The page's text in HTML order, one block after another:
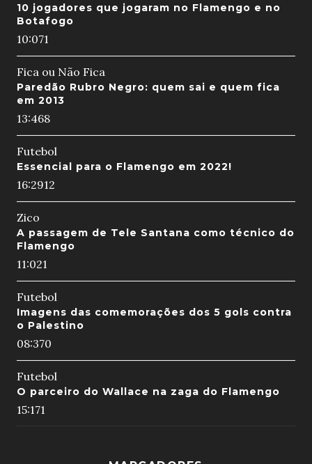
10 jogadores que jogaram no Flamengo e no
Botafogo
10:071
Fica ou Não Fica
Paredão Rubro Negro: quem sai e quem fica
em 2013
13:468
Futebol
Essencial para o Flamengo em 2022!
16:2912
Zico
A passagem de Tele Santana como técnico do
Flamengo
11:021
Futebol
Imagens das comemorações dos 5 gols contra
o Palestino
08:370
Futebol
O parceiro do Wallace na zaga do Flamengo
15:171